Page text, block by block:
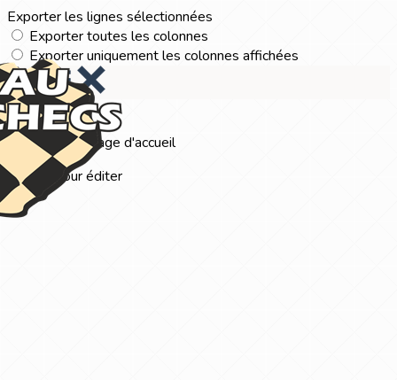
Exporter les lignes sélectionnées
Exporter toutes les colonnes
Exporter uniquement les colonnes affichées
Menu
?>
Images de la page d'accueil
Cliquez pour éditer